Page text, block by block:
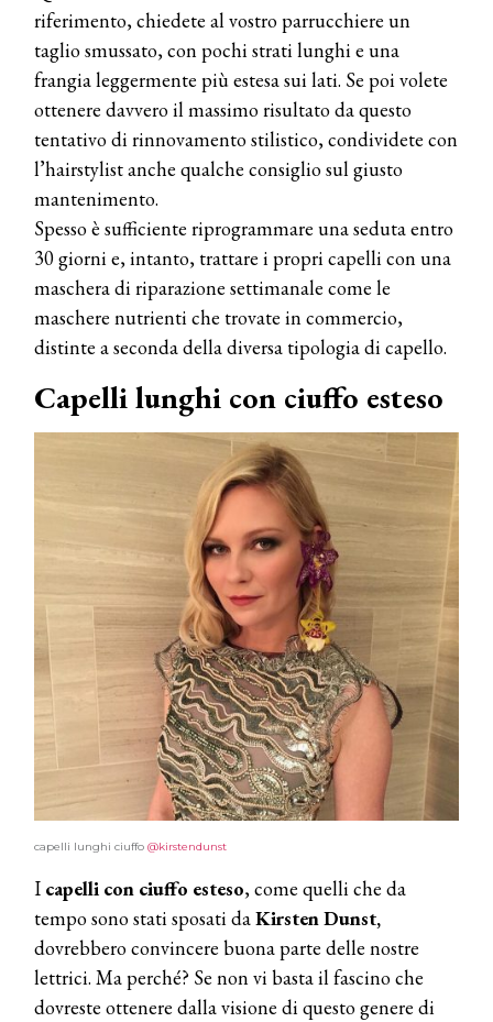
riferimento, chiedete al vostro parrucchiere un
taglio smussato, con pochi strati lunghi e una
frangia leggermente più estesa sui lati. Se poi volete
ottenere davvero il massimo risultato da questo
tentativo di rinnovamento stilistico, condividete con
l’hairstylist anche qualche consiglio sul giusto
mantenimento.
Spesso è sufficiente riprogrammare una seduta entro
30 giorni e, intanto, trattare i propri capelli con una
maschera di riparazione settimanale come le
maschere nutrienti che trovate in commercio,
distinte a seconda della diversa tipologia di capello.
Capelli lunghi con ciuffo esteso
capelli lunghi ciuffo @kirstendunst
I capelli con ciuffo esteso, come quelli che da
tempo sono stati sposati daKirsten Dunst,
dovrebbero convincere buona parte delle nostre
lettrici. Ma perché? Se non vi basta il fascino che
dovreste ottenere dalla visione di questo genere di